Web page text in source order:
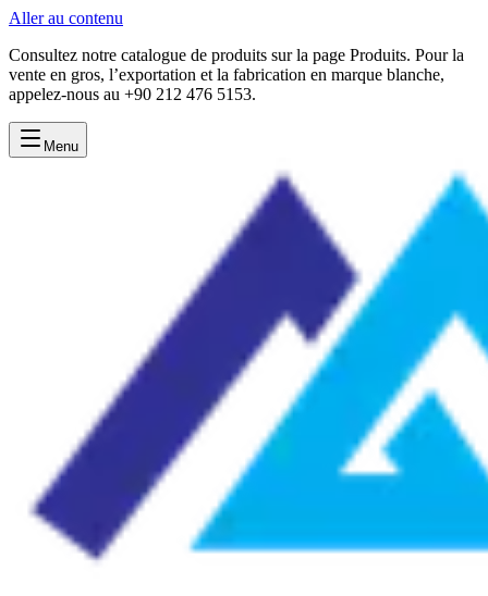
Aller au contenu
Consultez notre catalogue de produits sur la page Produits. Pour la
vente en gros, l’exportation et la fabrication en marque blanche,
appelez-nous au +90 212 476 5153.
Menu